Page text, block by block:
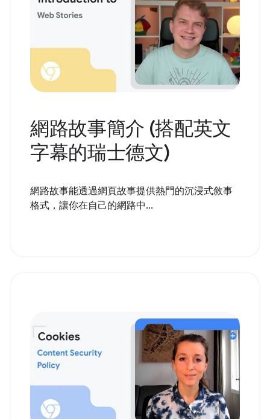
網路故事簡介 (搭配英文
字幕的瑞士德文)
網路故事能透過網頁故事提供熱門的沉浸式敘事
格式，讓你在自己的網路中...